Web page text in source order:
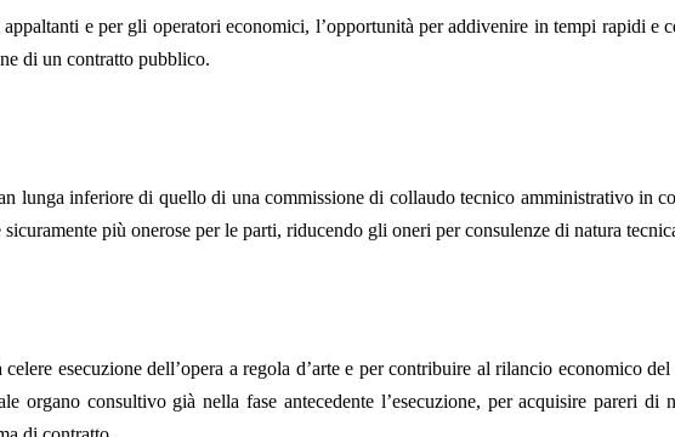
e per gli operatori economici, l’opportunità per addivenire in tempi rapidi e
di un contratto pubblico.
lunga inferiore di quello di una commissione di collaudo tecnico amministrativo in
più onerose per le parti, riducendo gli oneri per consulenze di natura
esecuzione dell’opera a regola d’arte e per contribuire al rilancio economico del
organo consultivo già nella fase antecedente l’esecuzione, per acquisire pareri di